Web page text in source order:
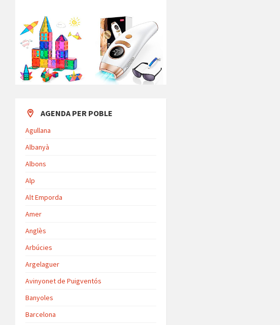
AGENDA PER POBLE
Agullana
Albanyà
Albons
Alp
Alt Emporda
Amer
Anglès
Arbúcies
Argelaguer
Avinyonet de Puigventós
Banyoles
Barcelona